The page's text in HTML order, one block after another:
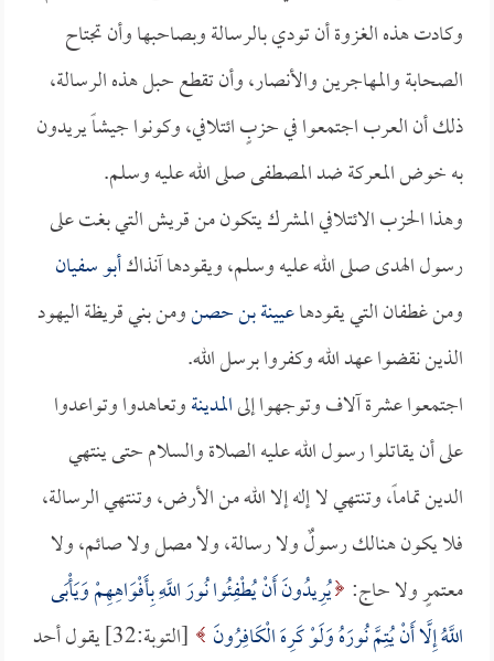
وكادت هذه الغزوة أن تودي بالرسالة وبصاحبها وأن تجتاح
الصحابة والمهاجرين والأنصار، وأن تقطع حبل هذه الرسالة،
ذلك أن العرب اجتمعوا في حزبٍ ائتلافي، وكونوا جيشاً يريدون
به خوض المعركة ضد المصطفى صلى الله عليه وسلم.
وهذا الحزب الائتلافي المشرك يتكون من قريش التي بغت على
رسول الهدى صلى الله عليه وسلم، ويقودها آنذاكأبو سفيان
ومن غطفان التي يقودهاعيينة بن حصنومن بني قريظة اليهود
الذين نقضوا عهد الله وكفروا برسل الله.
اجتمعوا عشرة آلاف وتوجهوا إلىالمدينةوتعاهدوا وتواعدوا
على أن يقاتلوا رسول الله عليه الصلاة والسلام حتى ينتهي
الدين تماماً، وتنتهي لا إله إلا الله من الأرض، وتنتهي الرسالة،
فلا يكون هنالك رسولٌ ولا رسالة، ولا مصل ولا صائم، ولا
معتمرٍ ولا حاج: يُرِيدُونَ أَنْ يُطْفِئُوا نُورَ اللَّهِ بِأَفْوَاهِهِمْ وَيَأْبَى
اللَّهُ إِلَّا أَنْ يُتِمَّ نُورَهُ وَلَوْ كَرِهَ الْكَافِرُونَ
[التوبة:32] يقول أحد